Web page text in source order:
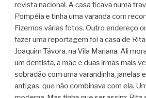
revista nacional. A casa ficava numa
Pompéia e tinha uma varanda com
Fizemos várias fotos. Outro endereço
fazer uma reportagem foi a casa de Rita
Joaquim Távora, na Vila Mariana. Ali
um dentista, a mãe e duas irmãs mais
sobradão com uma varandinha, janelas
antigas, que não combinava com ela.